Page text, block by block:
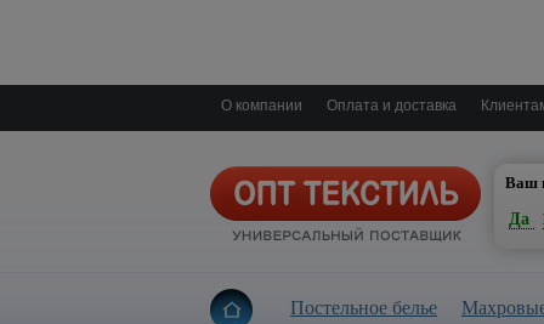
О компании Оплата и доставка
Ваш
Да
Постельное белье